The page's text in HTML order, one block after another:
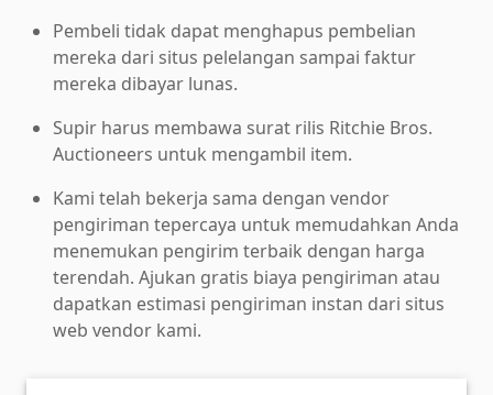
Pembeli tidak dapat menghapus pembelian
mereka dari situs pelelangan sampai faktur
mereka dibayar lunas.
Supir harus membawa surat rilis Ritchie Bros.
Auctioneers untuk mengambil item.
Kami telah bekerja sama dengan vendor
pengiriman tepercaya untuk memudahkan Anda
menemukan pengirim terbaik dengan harga
terendah. Ajukan gratis biaya pengiriman atau
dapatkan estimasi pengiriman instan dari situs
web vendor kami.